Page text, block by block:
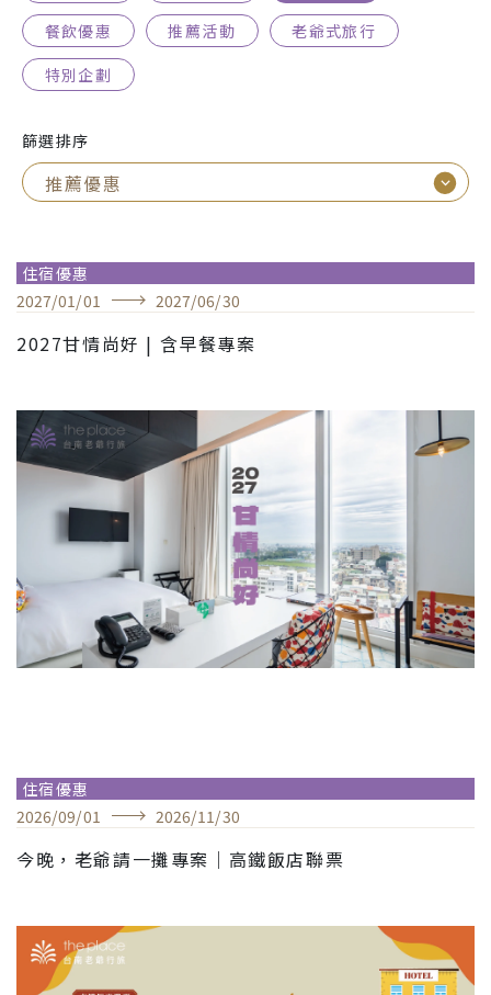
餐飲優惠
推薦活動
老爺式旅行
特別企劃
篩選排序
住宿優惠
2027/01/01 2027/06/30
2027甘情尚好 | 含早餐專案
住宿優惠
2026/09/01 2026/11/30
今晚，老爺請一攤專案｜高鐵飯店聯票